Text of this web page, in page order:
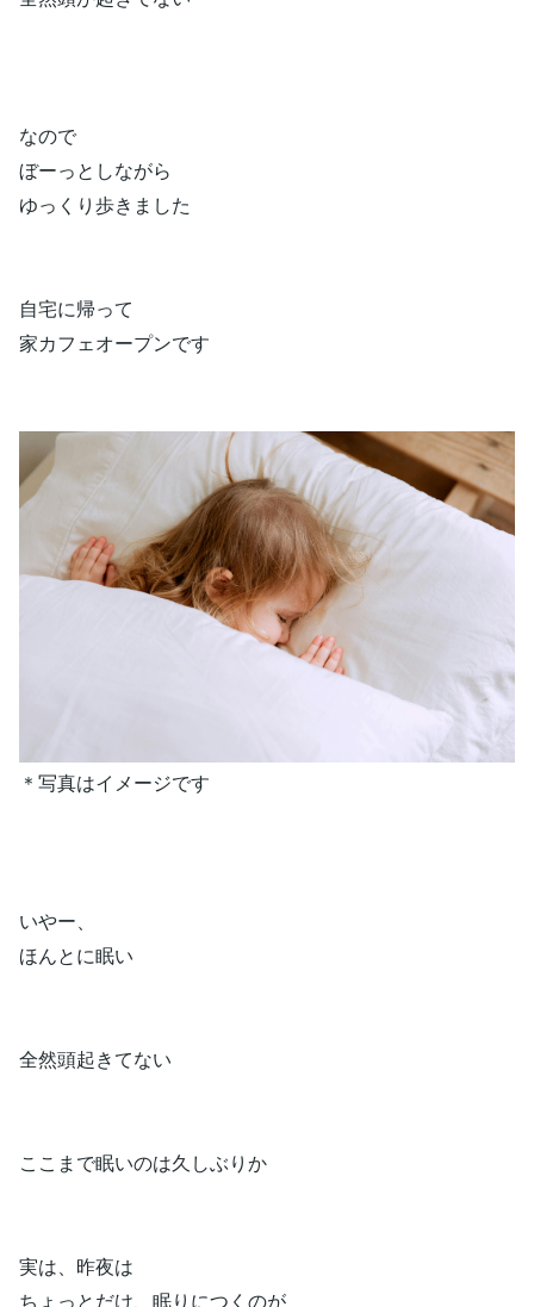
なので
ぼーっとしながら
ゆっくり歩きました
自宅に帰って
家カフェオープンです
＊写真はイメージです
いやー、
ほんとに眠い
全然頭起きてない
ここまで眠いのは久しぶりか
実は、昨夜は
ちょっとだけ、眠りにつくのが